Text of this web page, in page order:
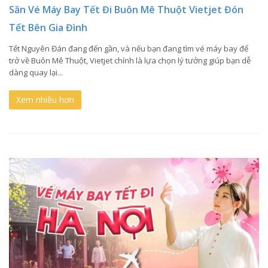
Săn Vé Máy Bay Tết Đi Buôn Mê Thuột Vietjet Đón
Tết Bên Gia Đình
Tết Nguyên Đán đang đến gần, và nếu bạn đang tìm vé máy bay để
trở về Buôn Mê Thuột, Vietjet chính là lựa chọn lý tưởng giúp bạn dễ
dàng quay lại...
Xem nhiều hơn